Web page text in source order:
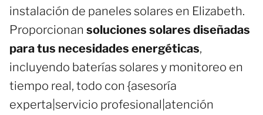
instalación de paneles solares en Elizabeth.
Proporcionan soluciones solares diseñadas
para tus necesidades energéticas,
incluyendo baterías solares y monitoreo en
tiempo real, todo con {asesoría
experta|servicio profesional|atención